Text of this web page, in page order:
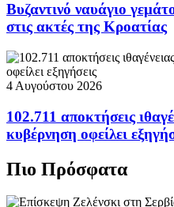
Βυζαντινό ναυάγιο
στις ακτές της Κροατίας
4 Αυγούστου 2026
102.711 αποκτήσεις
κυβέρνηση οφείλει
Πιο Πρόσφατα